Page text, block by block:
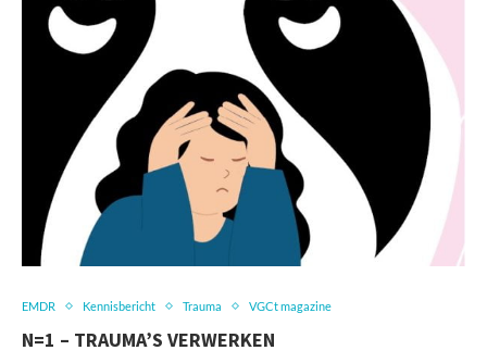
EMDR Kennisbericht Trauma VGCt magazine
N=1 – TRAUMA’S VERWERKEN